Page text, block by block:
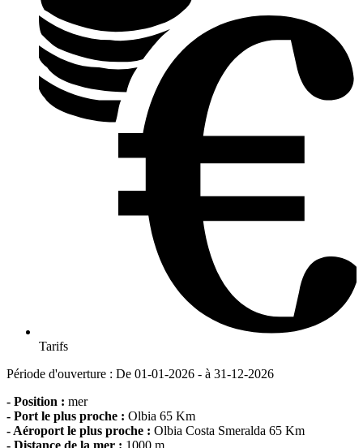
Tarifs
Période d'ouverture : De 01-01-2026 - à 31-12-2026
- Position : mer
- Port le plus proche : Olbia 65 Km
- Aéroport le plus proche : Olbia Costa Smeralda 65 Km